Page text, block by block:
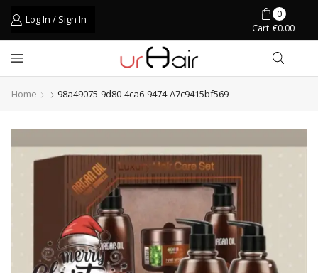
Log In / Sign In
0
Cart €0.00
Home 98a49075-9d80-4ca6-9474-A7c9415bf569